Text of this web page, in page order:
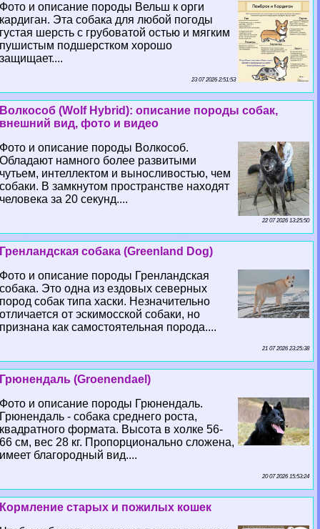
Фото и описание породы Вельш к opги
кардиган. Эта собака для любой погоды
густая шерсть с грубоватой остью и мягким
пушистым подшерстком хорошо
защищает....
23 07 2026 2:51:53
Волкособ (Wolf Hybrid): описание породы собак,
внешний вид, фото и видео
Фото и описание породы Волкособ.
Обладают намного более развитыми
чутьем, интеллектом и выносливостью, чем
собаки. В замкнутом прострaнcтве находят
человека за 20 секунд....
22 07 2026 13:25:50
Гренландская собака (Greenland Dog)
Фото и описание породы Гренландская
собака. Это одна из ездовых северных
пород собак типа хаски. Незначительно
отличается от эскимосской собаки, но
признана как самостоятельная порода....
21 07 2026 23:25:38
Грюнендаль (Groenendael)
Фото и описание породы Грюнендаль.
Грюнендаль - собака среднего роста,
квадратного формата. Высота в холке 56-
66 см, вес 28 кг. Пропорционально сложена,
имеет благородный вид....
20 07 2026 15:53:24
Кормление старых и пожилых кошек